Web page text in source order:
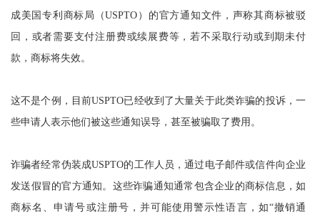
成美国专利商标局（USPTO）的官方通知文件，声称其商标被驳
回，或者需要支付注册费或续展费等，若不采取行动或到期未付
款，商标将失效。
这不是个例，目前USPTO已经收到了大量关于此类诈骗的投诉，一
些申请人表示他们被这些通知误导，甚至被骗取了费用。
诈骗者经常伪装成USPTO的工作人员，通过电子邮件或信件向企业
发送假冒的官方通知。这些诈骗通知通常包含企业的商标信息，如
商标名、申请号或注册号，并可能使用警示性语言，如“撤销通